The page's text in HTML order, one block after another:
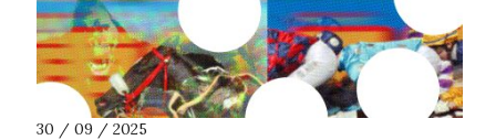
30 / 09 / 2025